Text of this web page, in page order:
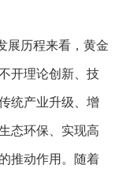
历程来看，黄金
开理论创新、技
统产业升级、增
态环保、实现高
推动作用。随着